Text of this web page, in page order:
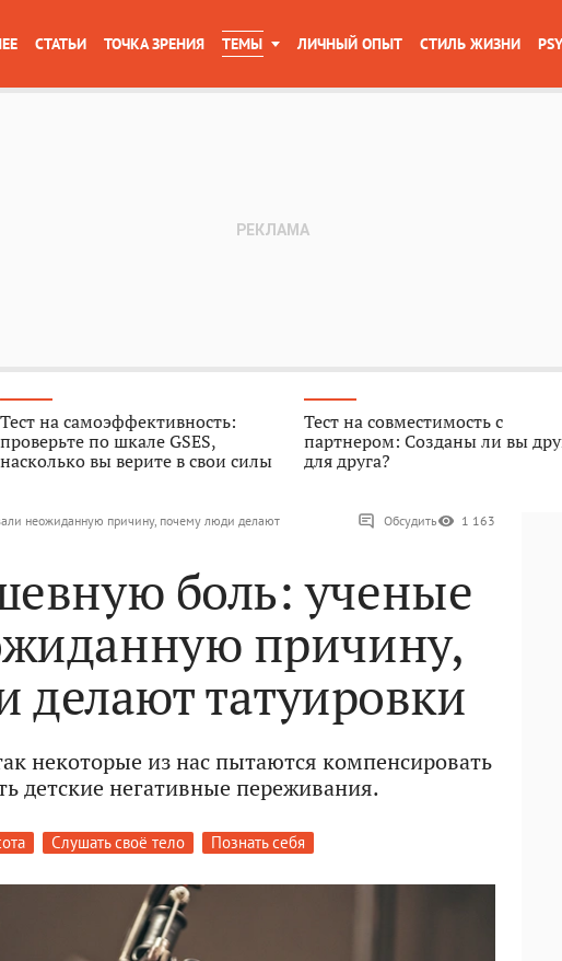
СТАТЬИ ТОЧКА ЗРЕНИЯ ТЕМЫ ЛИЧНЫЙ ОПЫТ СТИЛЬ ЖИЗНИ
Тест на самоэффективность:
проверьте по шкале GSES,
насколько вы верите в свои силы
Тест на совместимость с
партнером: Созданы ли вы
для друга?
неожиданную причину, почему люди делают
Обсудить 1 163
боль: ученые
причину,
делают татуировки
некоторые из нас пытаются компенсировать
детские негативные переживания.
Слушать своё тело Познать себя